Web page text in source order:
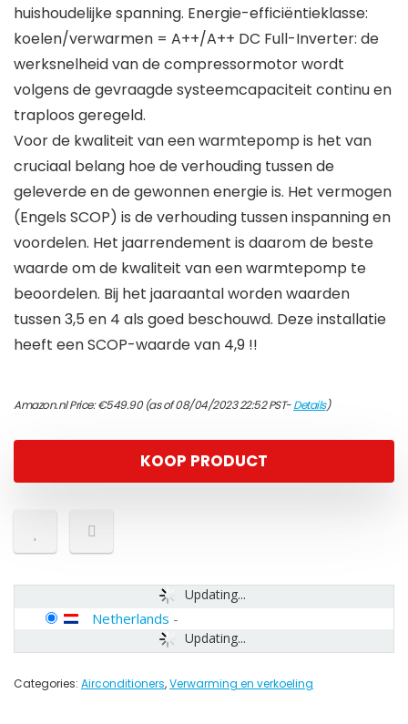
huishoudelijke spanning. Energie-efficiëntieklasse:
koelen/verwarmen = A++/A++ DC Full-Inverter: de
werksnelheid van de compressormotor wordt
volgens de gevraagde systeemcapaciteit continu en
traploos geregeld.
Voor de kwaliteit van een warmtepomp is het van
cruciaal belang hoe de verhouding tussen de
geleverde en de gewonnen energie is. Het vermogen
(Engels SCOP) is de verhouding tussen inspanning en
voordelen. Het jaarrendement is daarom de beste
waarde om de kwaliteit van een warmtepomp te
beoordelen. Bij het jaaraantal worden waarden
tussen 3,5 en 4 als goed beschouwd. Deze installatie
heeft een SCOP-waarde van 4,9 !!
Amazon.nl Price:€549.90(as of 08/04/2023 22:52 PST-Details)
KOOP PRODUCT
Updating...
Updating...
Netherlands -
Categories: Airconditioners,Verwarming en verkoeling